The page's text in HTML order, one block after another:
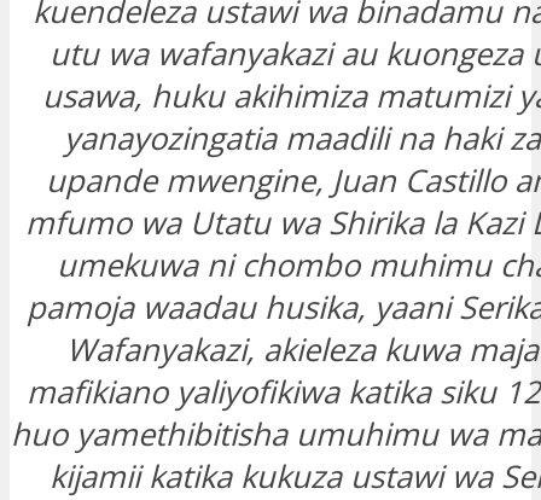
kuendeleza ustawi wa binadamu
utu wa wafanyakazi au kuongeza
usawa, huku akihimiza matumizi
yanayozingatia maadili na haki
upande mwengine, Juan Castillo
mfumo wa Utatu wa Shirika la Kazi
umekuwa ni chombo muhimu
pamoja waadau husika, yaani
Wafanyakazi, akieleza kuwa
mafikiano yaliyofikiwa katika siku
huo yamethibitisha umuhimu wa
kijamii katika kukuza ustawi wa